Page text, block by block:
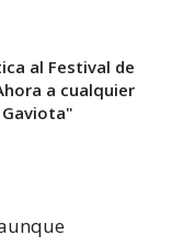
al Festival de
a cualquier